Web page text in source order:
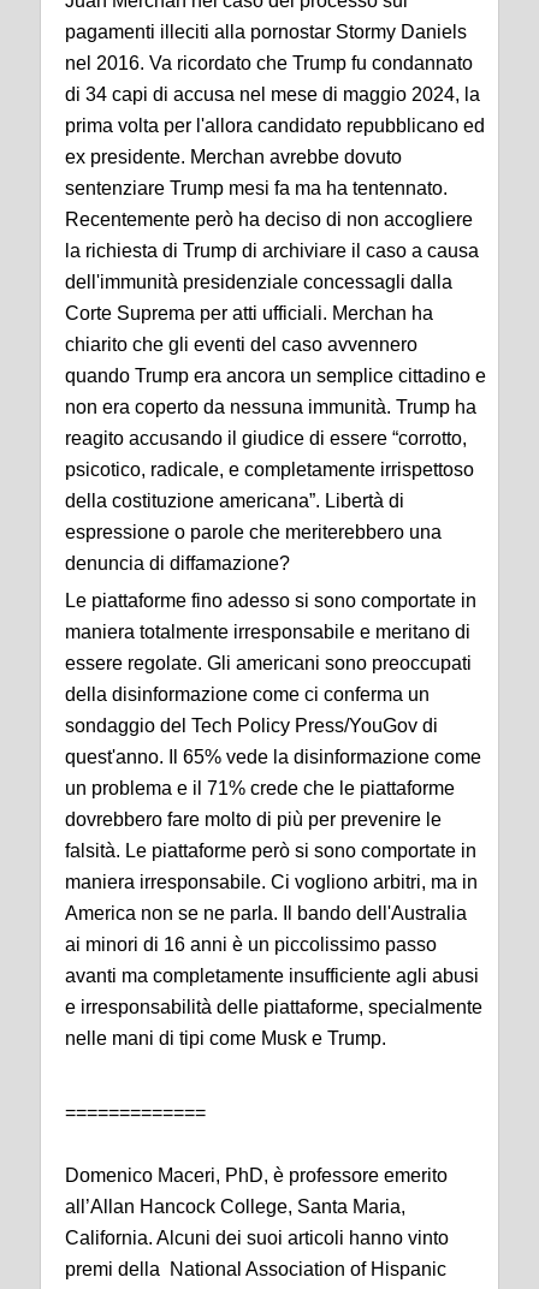
pagamenti illeciti alla pornostar Stormy Daniels
nel 2016. Va ricordato che Trump fu condannato
di 34 capi di accusa nel mese di maggio 2024, la
prima volta per l'allora candidato repubblicano ed
ex presidente. Merchan avrebbe dovuto
sentenziare Trump mesi fa ma ha tentennato.
Recentemente però ha deciso di non accogliere
la richiesta di Trump di archiviare il caso a causa
dell'immunità presidenziale concessagli dalla
Corte Suprema per atti ufficiali. Merchan ha
chiarito che gli eventi del caso avvennero
quando Trump era ancora un semplice cittadino e
non era coperto da nessuna immunità. Trump ha
reagito accusando il giudice di essere “corrotto,
psicotico, radicale, e completamente irrispettoso
della costituzione americana”. Libertà di
espressione o parole che meriterebbero una
denuncia di diffamazione?
Le piattaforme fino adesso si sono comportate in
maniera totalmente irresponsabile e meritano di
essere regolate. Gli americani sono preoccupati
della disinformazione come ci conferma un
sondaggio del Tech Policy Press/YouGov di
quest'anno. Il 65% vede la disinformazione come
un problema e il 71% crede che le piattaforme
dovrebbero fare molto di più per prevenire le
falsità. Le piattaforme però si sono comportate in
maniera irresponsabile. Ci vogliono arbitri, ma in
America non se ne parla. Il bando dell'Australia
ai minori di 16 anni è un piccolissimo passo
avanti ma completamente insufficiente agli abusi
e irresponsabilità delle piattaforme, specialmente
nelle mani di tipi come Musk e Trump.
=============
Domenico Maceri, PhD, è professore emerito
all’Allan Hancock College, Santa Maria,
California. Alcuni dei suoi articoli hanno vinto
premi della National Association of Hispanic